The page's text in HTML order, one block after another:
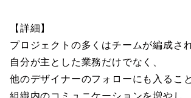
【詳細】
プロジェクトの多くはチームが編成され
自分が主とした業務だけでなく、
他のデザイナーのフォローにも入ること
組織内のコミュニケーションを増やし、